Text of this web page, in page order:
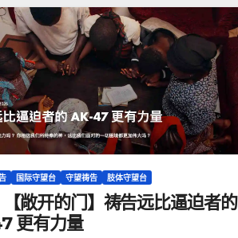
国际守望台 守望祷告 肢体守望台
敞开的门】祷告远比逼迫者的
更有力量